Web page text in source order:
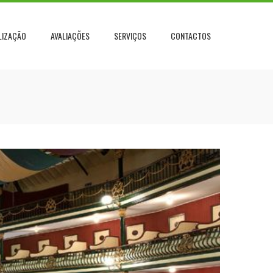
AVALIAÇÕES SERVIÇOS CONTACTOS